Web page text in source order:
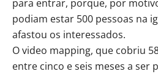
para entrar, porque, por
podiam estar 500 pessoas na
afastou os interessados.
O video mapping, que cobriu
entre cinco e seis meses a ser